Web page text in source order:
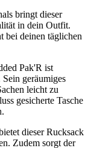
bringt dieser
in dein Outfit.
bei deinen täglichen
Pak'R ist
geräumiges
leicht zu
gesicherte Tasche
dieser Rucksack
Zudem sorgt der